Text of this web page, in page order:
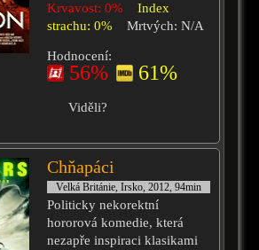
Krvavost: 0%
Index
strachu: 0%
Mrtvých: N/A
Hodnocení:
56% 61%
Viděli?
Chňapáci
Velká Británie, Irsko, 2012, 94min
Politicky nekorektní
hororová komedie, která
nezapře inspiraci klasikami